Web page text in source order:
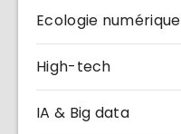
Ecologie numérique
High-tech
IA & Big data